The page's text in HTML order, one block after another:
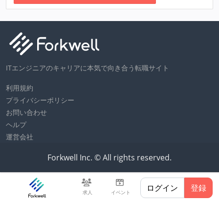
求人 イベント ログイン 登録
ITエンジニアのキャリアに本気で向き合う転職サイト
利用規約
プライバシーポリシー
お問い合わせ
ヘルプ
運営会社
Forkwell Inc. © All rights reserved.